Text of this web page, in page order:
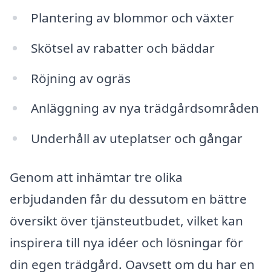
Plantering av blommor och växter
Skötsel av rabatter och bäddar
Röjning av ogräs
Anläggning av nya trädgårdsområden
Underhåll av uteplatser och gångar
Genom att inhämtar tre olika
erbjudanden får du dessutom en bättre
översikt över tjänsteutbudet, vilket kan
inspirera till nya idéer och lösningar för
din egen trädgård. Oavsett om du har en